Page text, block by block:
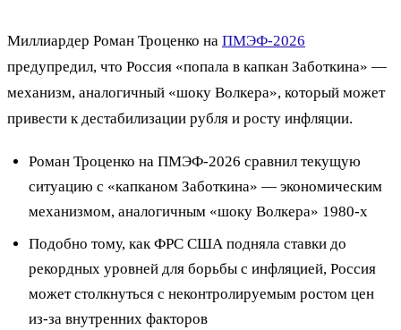
Миллиардер Роман Троценко на ПМЭФ-2026
предупредил, что Россия «попала в капкан Заботкина» —
механизм, аналогичный «шоку Волкера», который может
привести к дестабилизации рубля и росту инфляции.
Роман Троценко на ПМЭФ-2026 сравнил текущую
ситуацию с «капканом Заботкина» — экономическим
механизмом, аналогичным «шоку Волкера» 1980-х
Подобно тому, как ФРС США подняла ставки до
рекордных уровней для борьбы с инфляцией, Россия
может столкнуться с неконтролируемым ростом цен
из-за внутренних факторов